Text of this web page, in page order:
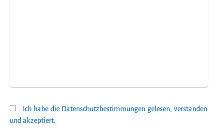
Ich habe die Datenschutzbestimmungen gelesen, verstanden
und akzeptiert.